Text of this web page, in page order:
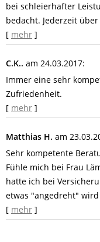
bei schleierhafter
bedacht. Jederzeit
[ mehr ]
C.K.. am 24.03.2017:
Immer eine sehr
Zufriedenheit.
[ mehr ]
Matthias H. am
Sehr kompetente
Fühle mich bei Frau
hatte ich bei
etwas "angedreht"
[ mehr ]